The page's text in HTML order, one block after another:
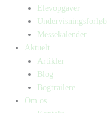
Elevopgaver
Undervisningsforløb
Messekalender
Aktuelt
Artikler
Blog
Bogtrailere
Om os